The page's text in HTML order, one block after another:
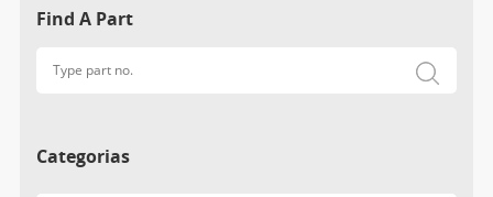
Find A Part
Categorias